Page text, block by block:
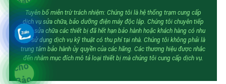
Tuyên bố miễn trừ trách nhiệm: Chúng tôi là hệ thống trạm cung cấp
dịch vụ sửa chữa, bảo dưỡng điện máy độc lập. Chúng tôi chuyên tiếp
nhận sửa chữa các thiết bị đã hết hạn bảo hành hoặc khách hàng có nhu
cầu sử dụng dịch vụ kỹ thuật có thu phí tại nhà. Chúng tôi không phải là
trung tâm bảo hành ủy quyền của các hãng. Các thương hiệu được nhắc
đến nhằm mục đích mô tả loại thiết bị mà chúng tôi cung cấp dịch vụ.